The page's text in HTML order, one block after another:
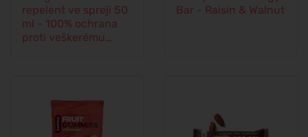
repelent ve spreji 50
ml - 100% ochrana
proti veškerému
Bar - Raisin & Walnut